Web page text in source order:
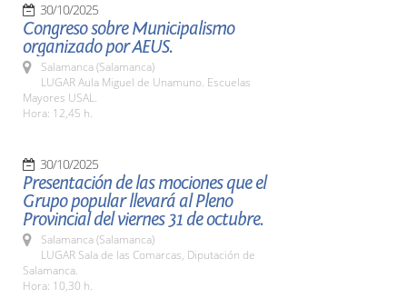
30/10/2025
Congreso sobre Municipalismo
organizado por AEUS.
Salamanca (Salamanca)
LUGAR Aula Miguel de Unamuno. Escuelas
Mayores USAL.
Hora: 12,45 h.
30/10/2025
Presentación de las mociones que el
Grupo popular llevará al Pleno
Provincial del viernes 31 de octubre.
Salamanca (Salamanca)
LUGAR Sala de las Comarcas, Diputación de
Salamanca.
Hora: 10,30 h.